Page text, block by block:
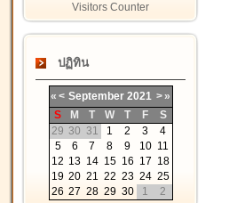
Visitors Counter
ปฏิทิน
« < September 2021 >»
S
M T W T F
S
29 30 31 1 2 3
4
5
6 7 8 9 10 11
12 13 14 15 16 17 18
19 20 21 22 23 24 25
26 27 28 29 30 1 2